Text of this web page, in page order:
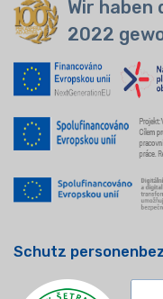
Wir haben
2022
Schutz